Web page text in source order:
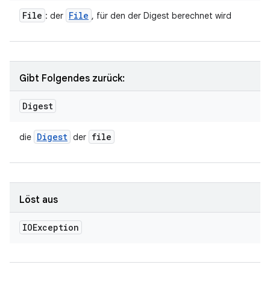
File : der File , für den der Digest berechnet wird
Gibt Folgendes zurück:
Digest
die Digest der file
Löst aus
IOException